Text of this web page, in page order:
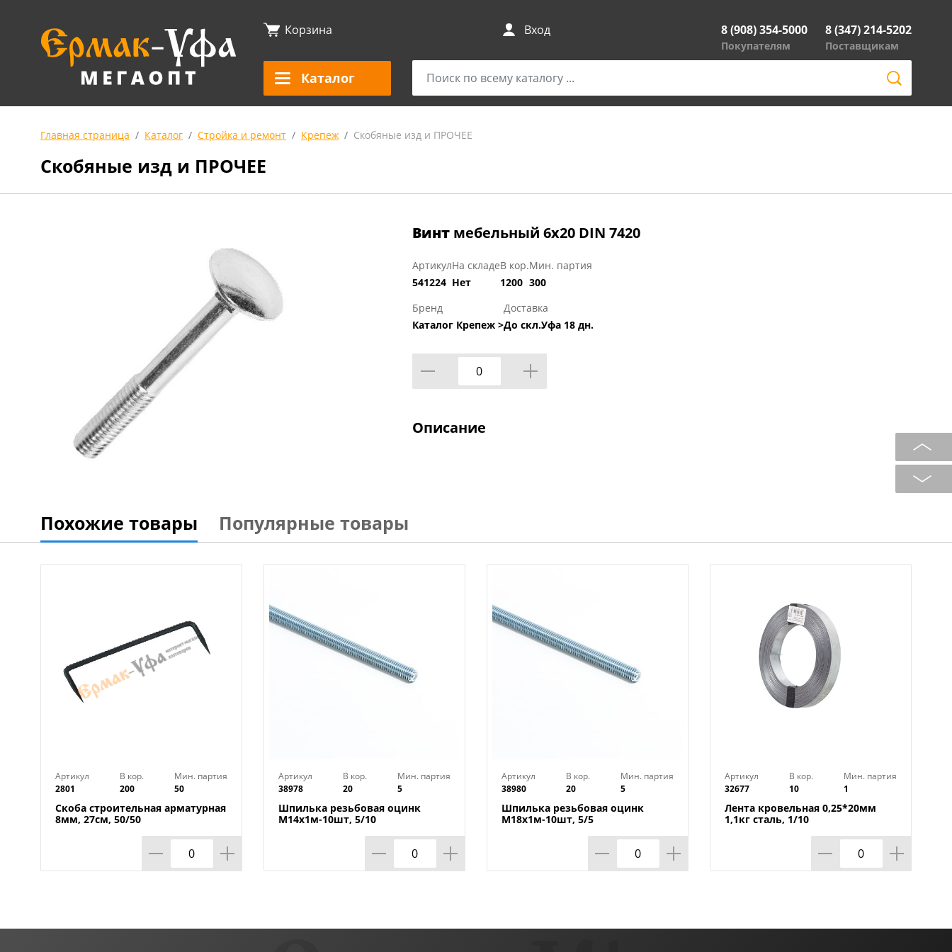
Корзина Вход 8 (908) 354-5000
Покупателям
8 (347) 214-5202
Поставщикам
Каталог
Главная страница Каталог Стройка и ремонт Крепеж Скобяные изд и ПРОЧЕЕ
Скобяные изд и ПРОЧЕЕ
Винт мебельный 6х20 DIN 7420
Артикул
541224
На складе
Нет
В кор.
1200
Мин. партия
300
Бренд
Каталог Крепеж >
Доставка
До скл.Уфа 18 дн.
Описание
Похожие товары Популярные товары
Артикул
2801
В кор.
200
Мин. партия
50
Скоба строительная арматурная
8мм, 27см, 50/50
Артикул
38978
В кор.
20
Мин. партия
5
Шпилька резьбовая оцинк
М14х1м-10шт, 5/10
Артикул
38980
В кор.
20
Мин. партия
5
Шпилька резьбовая оцинк
М18х1м-10шт, 5/5
Артикул
32677
В кор.
10
Мин. партия
1
Лента кровельная 0,25*20мм
1,1кг сталь, 1/10